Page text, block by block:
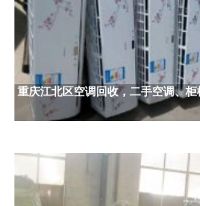
重庆江北区空调回收，二手空调、